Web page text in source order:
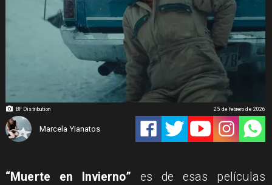
BF Distribution
Marcela Yianatos
25 de febrero de 2026
​“Muerte en Invierno” es de esas películas